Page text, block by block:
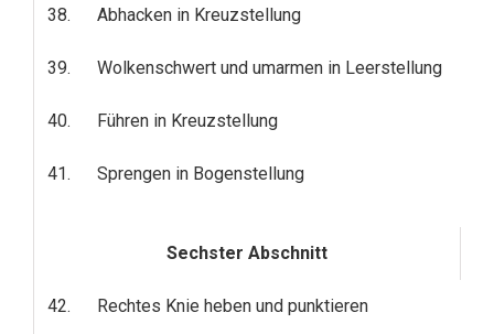
38. Abhacken in Kreuzstellung
39. Wolkenschwert und umarmen in Leerstellung
40. Führen in Kreuzstellung
41. Sprengen in Bogenstellung
Sechster Abschnitt
42. Rechtes Knie heben und punktieren